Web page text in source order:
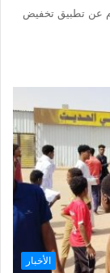
عن تطبيق تخفيض
الأخبار